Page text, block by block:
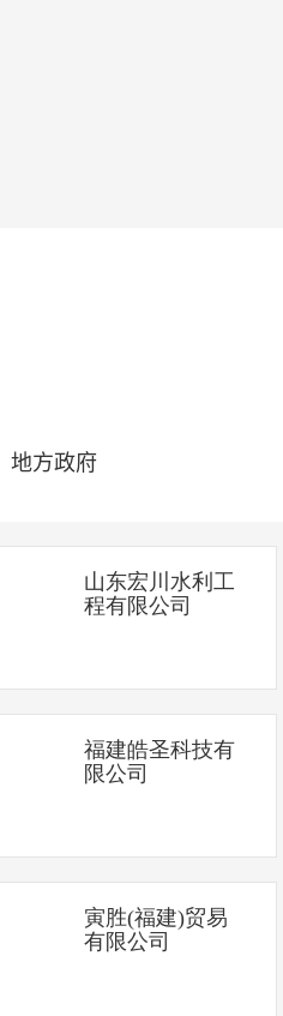
地方政府
山东宏川水利工
程有限公司
福建皓圣科技有
限公司
寅胜(福建)贸易
有限公司